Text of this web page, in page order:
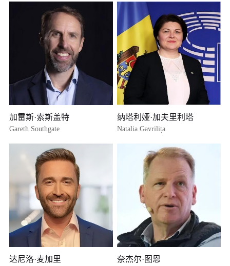
加雷斯·索斯盖特
Gareth Southgate
纳塔利娅·加夫里利塔
Natalia Gavrilița
达尼洛·麦加里 奈杰尔·图恩